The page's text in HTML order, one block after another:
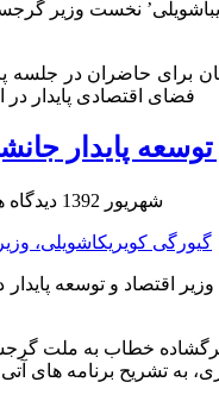
نخست وزیر
حاضران در جلسه
فضای اقتصادی پایدار
پایدار
11 شهریور 1392
وزیر اقتصاد و توسعه
سرگشاده خطاب به ملت